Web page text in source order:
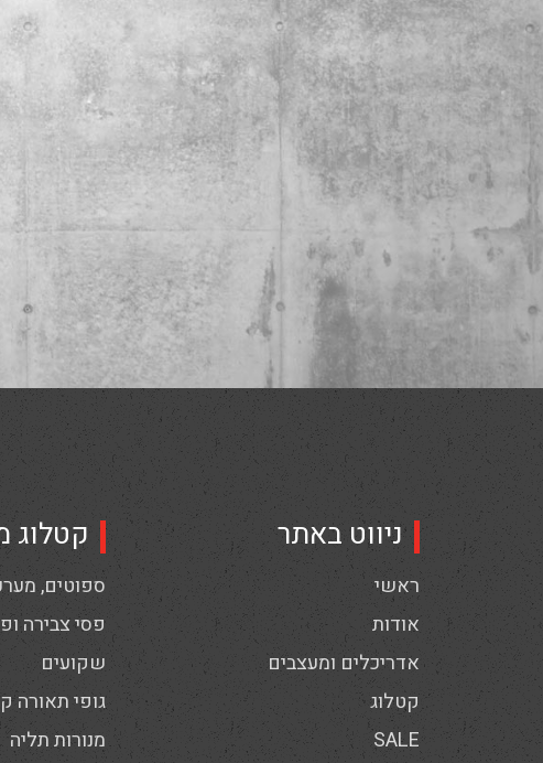
ניווט באתר
ראשי
אודות
אדריכלים ומעצבים
קטלוג
SALE
קטלוג
ספוטים,
פסי צבירה
שקועים
גופי תאורה
מנורות תליה